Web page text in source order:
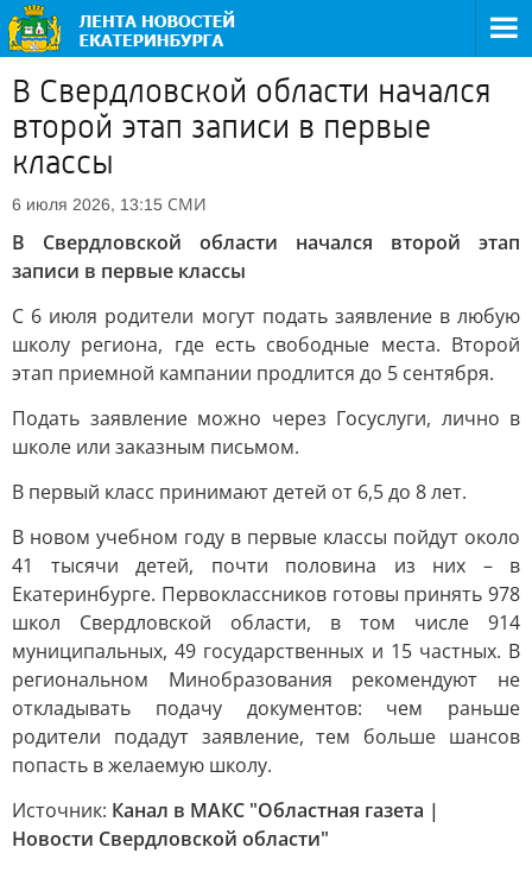
В Свердловской области начался
второй этап записи в первые
классы
6 июля 2026, 13:15 СМИ
В Свердловской области начался второй этап
записи в первые классы
С 6 июля родители могут подать заявление в любую
школу региона, где есть свободные места. Второй
этап приемной кампании продлится до 5 сентября.
Подать заявление можно через Госуслуги, лично в
школе или заказным письмом.
В первый класс принимают детей от 6,5 до 8 лет.
В новом учебном году в первые классы пойдут около
41 тысячи детей, почти половина из них – в
Екатеринбурге. Первоклассников готовы принять 978
школ Свердловской области, в том числе 914
муниципальных, 49 государственных и 15 частных. В
региональном Минобразования рекомендуют не
откладывать подачу документов: чем раньше
родители подадут заявление, тем больше шансов
попасть в желаемую школу.
Источник: Канал в МАКС "Областная газета |
Новости Свердловской области"